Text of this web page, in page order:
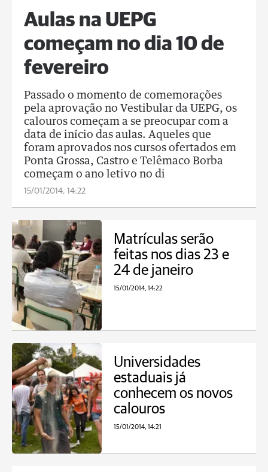
Aulas na UEPG
começam no dia 10 de
fevereiro
Passado o momento de comemorações
pela aprovação no Vestibular da UEPG, os
calouros começam a se preocupar com a
data de início das aulas. Aqueles que
foram aprovados nos cursos ofertados em
Ponta Grossa, Castro e Telêmaco Borba
começam o ano letivo no di
15/01/2014, 14:22
Matrículas serão
feitas nos dias 23 e
24 de janeiro
15/01/2014, 14:22
Universidades
estaduais já
conhecem os novos
calouros
15/01/2014, 14:21